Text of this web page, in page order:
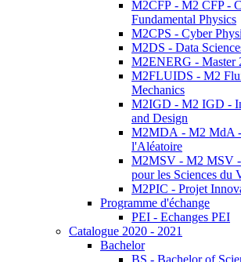
M2CFP - M2 CFP -
Fundamental Physics
M2CPS - Cyber
M2DS - Data
M2ENERG - Master
M2FLUIDS - M2
Mechanics
M2IGD - M2 IGD -
and Design
M2MDA - M2 MdA -
l'Aléatoire
M2MSV - M2 MSV -
pour les Sciences du
M2PIC - Projet
Programme d'échange
PEI - Echanges PEI
Catalogue 2020 - 2021
Bachelor
BS - Bachelor of